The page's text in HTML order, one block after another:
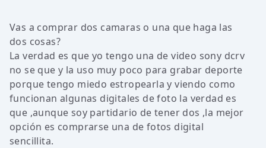
Vas a comprar dos camaras o una que haga las
dos cosas?
La verdad es que yo tengo una de video sony dcrv
no se que y la uso muy poco para grabar deporte
porque tengo miedo estropearla y viendo como
funcionan algunas digitales de foto la verdad es
que ,aunque soy partidario de tener dos ,la mejor
opción es comprarse una de fotos digital
sencillita.